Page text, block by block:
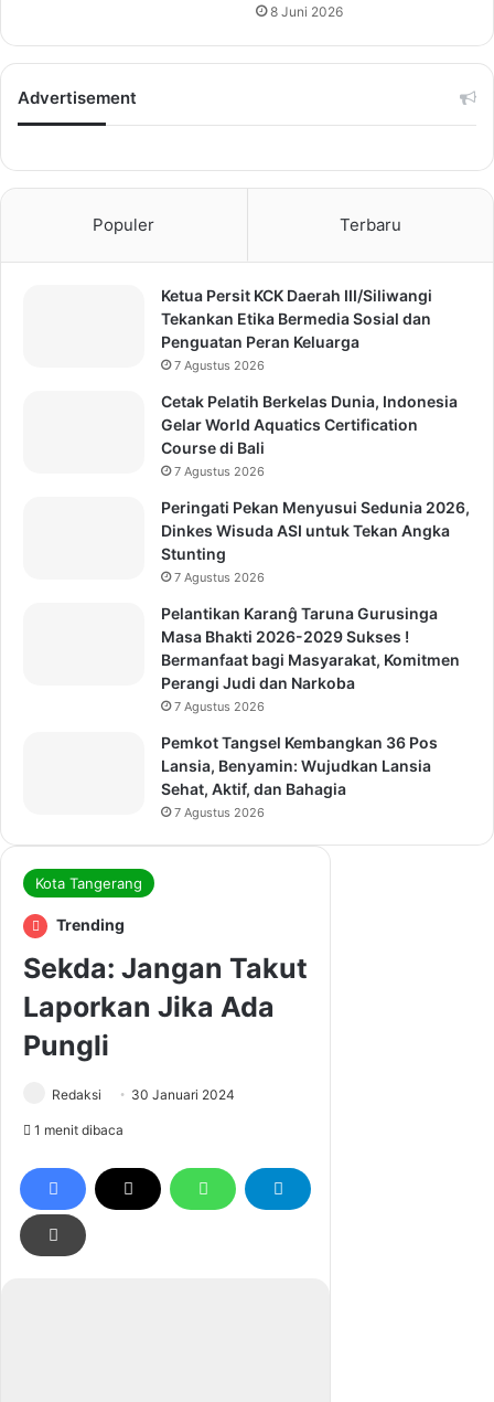
8 Juni 2026
Advertisement
Populer Terbaru
Ketua Persit KCK Daerah III/Siliwangi
Tekankan Etika Bermedia Sosial dan
Penguatan Peran Keluarga
7 Agustus 2026
Cetak Pelatih Berkelas Dunia, Indonesia
Gelar World Aquatics Certification
Course di Bali
7 Agustus 2026
Peringati Pekan Menyusui Sedunia 2026,
Dinkes Wisuda ASI untuk Tekan Angka
Stunting
7 Agustus 2026
Pelantikan Karanĝ Taruna Gurusinga
Masa Bhakti 2026-2029 Sukses !
Bermanfaat bagi Masyarakat, Komitmen
Perangi Judi dan Narkoba
7 Agustus 2026
Pemkot Tangsel Kembangkan 36 Pos
Lansia, Benyamin: Wujudkan Lansia
Sehat, Aktif, dan Bahagia
7 Agustus 2026